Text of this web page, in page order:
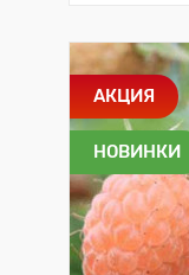
АКЦИЯ
НОВИНКИ